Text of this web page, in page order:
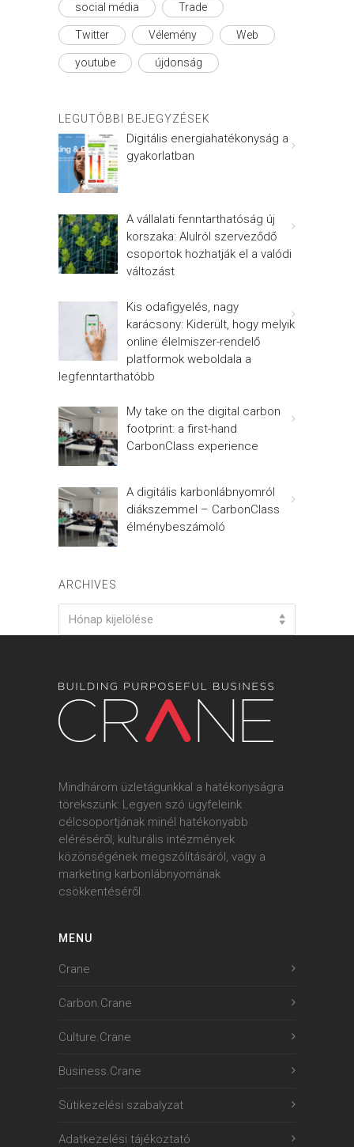
social média Trade
Twitter Vélemény Web
youtube újdonság
LEGUTÓBBI BEJEGYZÉSEK
Digitális energiahatékonyság a
gyakorlatban
A vállalati fenntarthatóság új
korszaka: Alulról szerveződő
csoportok hozhatják el a valódi
változást
Kis odafigyelés, nagy
karácsony: Kiderült, hogy melyik
online élelmiszer-rendelő
platformok weboldala a
legfenntarthatóbb
My take on the digital carbon
footprint: a first-hand
CarbonClass experience
A digitális karbonlábnyomról
diákszemmel – CarbonClass
élménybeszámoló
ARCHIVES
Hónap kijelölése
Mindhárom üzletágunkkal a hatékonyságra
törekszünk: Legyen szó ügyfeleink
célcsoportjának minél hatékonyabb
eléréséről, kulturális intézmények
közönségének megszólításáról, vagy a
marketing karbonlábnyomának
csökkentéséről.
MENU
Crane
Carbon.Crane
Culture.Crane
Business.Crane
Sütikezelési szabalyzat
Adatkezelési tájékoztató